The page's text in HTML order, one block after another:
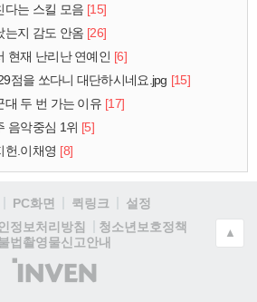
다는 스킬 모음 [15]
는지 감도 안옴 [26]
현재 난리난 연예인 [6]
점을 쏘다니 대단하시네요.jpg [15]
대 두 번 가는 이유 [17]
음악중심 1위 [5]
헌.이채영 [8]
PC화면 퀵링크
설정
정보처리방침
청소년보호정책
법촬영물신고안내
(주)
인
▲